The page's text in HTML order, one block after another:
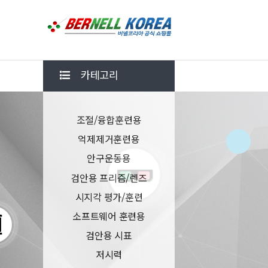
카테고리
조절/융합훈련용
억제제거훈련용
안구운동용
검안용 프리즘/렌즈
시지각 평가/훈련
소프트웨어 훈련용
검안용 시표
저시력